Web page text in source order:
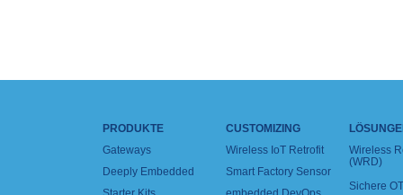
PRODUKTE
Gateways
Deeply Embedded
CUSTOMIZING
Wireless IoT Retrofit
Smart Factory Sensor
Wireless
(WRD)
Sichere